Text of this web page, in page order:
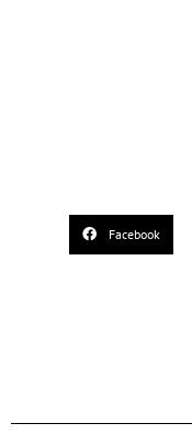
Facebook